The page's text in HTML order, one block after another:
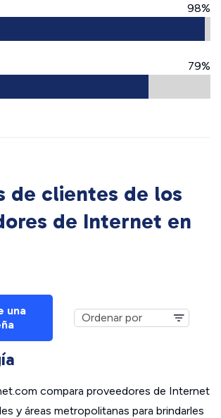
98%
79%
de clientes de los
de Internet en
una
compara proveedores de Internet
y áreas metropolitanas para brindarles